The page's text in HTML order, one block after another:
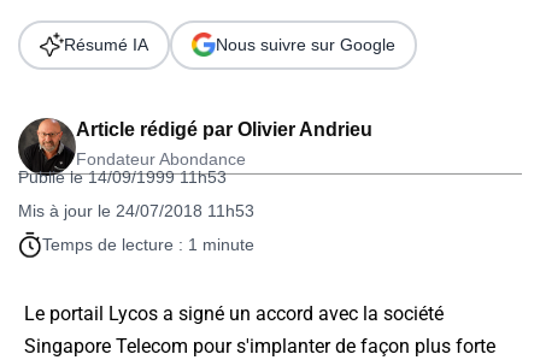
Audit SEO
Article rédigé par Olivier Andrieu
Fondateur Abondance
Publié le 14/09/1999 11h53
Mis à jour le 24/07/2018 11h53
Temps de lecture : 1 minute
Résumé IA Nous suivre sur Google
Le portail Lycos a signé un accord avec la société
Singapore Telecom pour s'implanter de façon plus forte